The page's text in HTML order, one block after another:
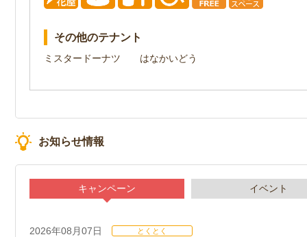
その他のテナント
ミスタードーナツ はなかいどう
お知らせ情報
キャンペーン イベント
2026年08月07日 とくとく